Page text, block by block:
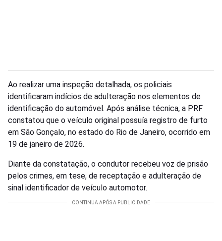
Ao realizar uma inspeção detalhada, os policiais
identificaram indícios de adulteração nos elementos de
identificação do automóvel. Após análise técnica, a PRF
constatou que o veículo original possuía registro de furto
em São Gonçalo, no estado do Rio de Janeiro, ocorrido em
19 de janeiro de 2026.
Diante da constatação, o condutor recebeu voz de prisão
pelos crimes, em tese, de receptação e adulteração de
sinal identificador de veículo automotor.